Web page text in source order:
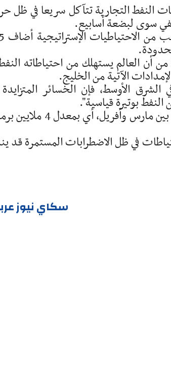
النفط التجارية تتآكل سريعا في ظل
سوى لبضعة أسابيع.
وذكر بيرول في
أن العالم يستهلك من احتياطاته
الآتية من الخليج.
الأوسط، فإن الخسائر
بوتيرة قياسية".
وتراجعت المخزونات العالمية بمقدار 250 مليون برميل ما بين مارس
في ظل الاضطرابات المستمرة قد
سكاي نيوز